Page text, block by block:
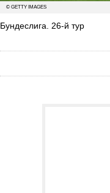
© GETTY IMAGES
Бундеслига. 26-й тур